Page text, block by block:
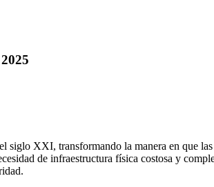
XXI, transformando la manera en que
de infraestructura física costosa y